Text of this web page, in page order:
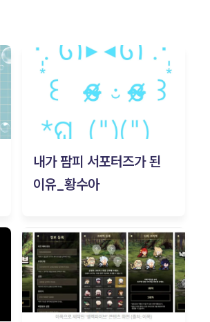
내가 팜피 서포터즈가 된
이유_황수아